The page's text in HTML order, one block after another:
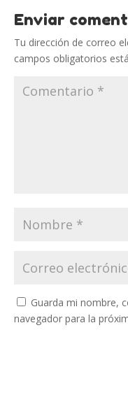
Enviar
Tu dirección de correo
campos obligatorios
Guarda mi nombre,
navegador para la